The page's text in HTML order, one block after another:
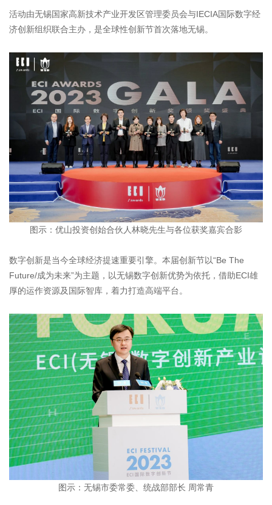
活动由无锡国家高新技术产业开发区管理委员会与IECIA国际数字经
济创新组织联合主办，是全球性创新节首次落地无锡。
图示：优山投资创始合伙人林晓先生与各位获奖嘉宾合影
数字创新是当今全球经济提速重要引擎。本届创新节以“Be The
Future/成为未来”为主题，以无锡数字创新优势为依托，借助ECI雄
厚的运作资源及国际智库，着力打造高端平台。
图示：无锡市委常委、统战部部长 周常青